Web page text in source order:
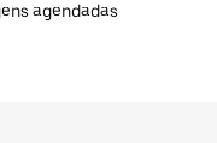
agendadas